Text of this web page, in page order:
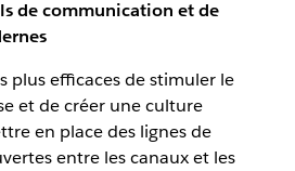
de communication et de
plus efficaces de stimuler le
et de créer une culture
en place des lignes de
entre les canaux et les